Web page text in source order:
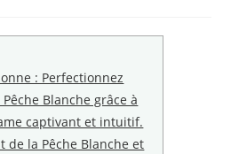
: Perfectionnez
Blanche grâce à
captivant et intuitif.
de la Pêche Blanche et